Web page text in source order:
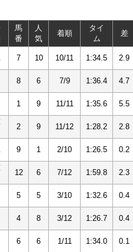
馬
番
人
気
着順
タイ
ム
差
7 10 10/11 1:34.5 2.9
8 6 7/9 1:36.4 4.7
1 9 11/11 1:35.6 5.5
2 9 11/12 1:28.2 2.8
9 1 2/10 1:26.5 0.2
12 6 7/12 1:59.8 2.3
5 5 3/10 1:32.6 0.4
4 8 3/12 1:26.7 0.4
6 6 1/11 1:34.0 0.1